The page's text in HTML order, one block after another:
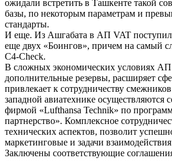
ожидали встретить в Ташкенте такой
базы, по некоторым параметрам и
стандарты.
И еще. Из Ашгабата в АП VAT
еще двух «Боингов», причем на самый
C4-Check.
В сложных экономических условиях
дополнительные резервы, расширяет
привлекает к сотрудничеству
западной авиатехнике осуществляются
фирмой «Lufthansa Technik» по
партнерство». Комплексное
технических аспектов, позволит
маркетинговые и задачи
Заключены соответствующие